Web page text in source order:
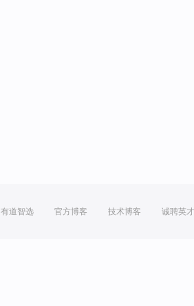
有道智选 官方博客 技术博客 诚聘英才